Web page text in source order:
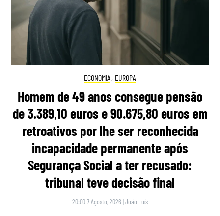
ECONOMIA , EUROPA
Homem de 49 anos consegue pensão
de 3.389,10 euros e 90.675,80 euros em
retroativos por lhe ser reconhecida
incapacidade permanente após
Segurança Social a ter recusado:
tribunal teve decisão final
20:00 7 Agosto, 2026 |João Luís